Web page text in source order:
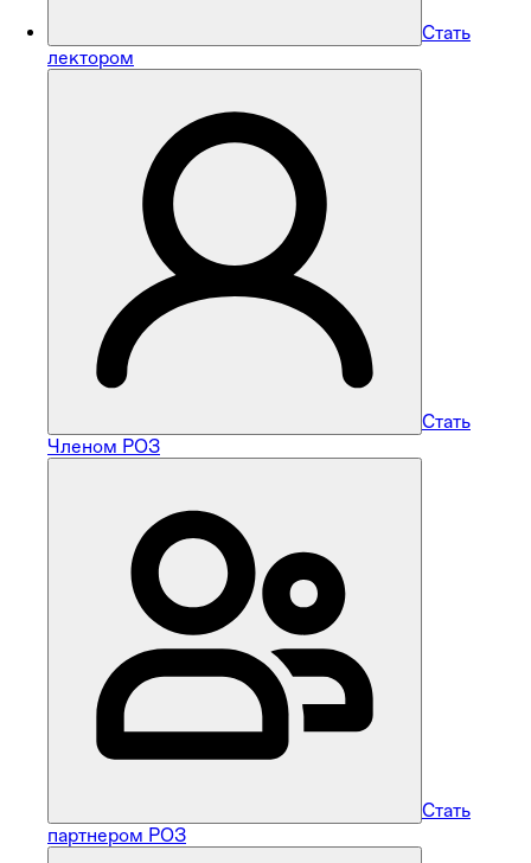
Стать
лектором
Стать
Членом РОЗ
Стать
партнером РОЗ